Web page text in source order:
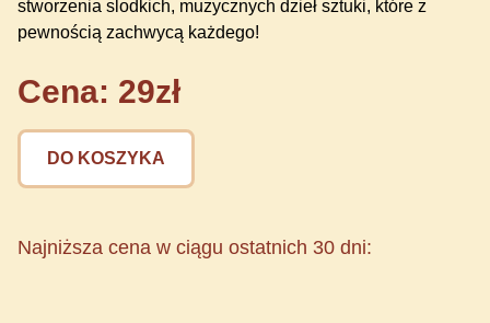
stworzenia slodkich, muzycznych dzieł sztuki, które z
pewnością zachwycą każdego!
Cena: 29zł
DO KOSZYKA
Najniższa cena w ciągu ostatnich 30 dni: